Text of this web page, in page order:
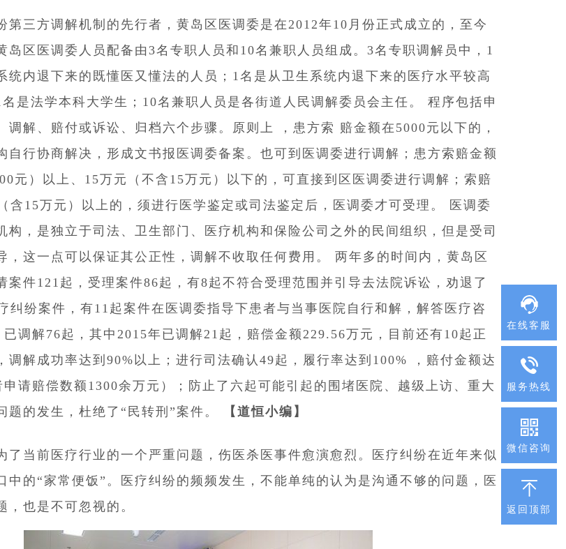
在线客服
服务热线
微信咨询
返回顶部
第三方调解机制的先行者，黄岛区医调委是在2012年10月份正式成立的，至今
岛区医调委人员配备由3名专职人员和10名兼职人员组成。3名专职调解员中，1
统内退下来的既懂医又懂法的人员；1名是从卫生系统内退下来的医疗水平较高
是法学本科大学生；10名兼职人员是各街道人民调解委员会主任。 程序包括申
调解、赔付或诉讼、归档六个步骤。原则上 ，患方索 赔金额在5000元以下的，
自行协商解决，形成文书报医调委备案。也可到医调委进行调解；患方索赔金额
元）以上、15万元（不含15万元）以下的，可直接到区医调委进行调解；索赔
含15万元）以上的，须进行医学鉴定或司法鉴定后，医调委才可受理。 医调委
构，是独立于司法、卫生部门、医疗机构和保险公司之外的民间组织，但是受司
，这一点可以保证其公正性，调解不收取任何费用。 两年多的时间内，黄岛区
案件121起，受理案件86起，有8起不符合受理范围并引导去法院诉讼，劝退了
纠纷案件，有11起案件在医调委指导下患者与当事医院自行和解，解答医疗咨
调解76起，其中2015年已调解21起，赔偿金额229.56万元，目前还有10起正
调解成功率达到90%以上；进行司法确认49起，履行率达到100% ，赔付金额达
请赔偿数额1300余万元）；防止了六起可能引起的围堵医院、越级上访、重大
题的发生，杜绝了“民转刑”案件。
【道恒小编】
了当前医疗行业的一个严重问题，伤医杀医事件愈演愈烈。医疗纠纷在近年来似
中的“家常便饭”。医疗纠纷的频频发生，不能单纯的认为是沟通不够的问题，医
，也是不可忽视的。